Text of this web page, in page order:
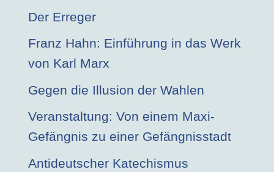
Der Erreger
Franz Hahn: Einführung in das Werk
von Karl Marx
Gegen die Illusion der Wahlen
Veranstaltung: Von einem Maxi-
Gefängnis zu einer Gefängnisstadt
Antideutscher Katechismus